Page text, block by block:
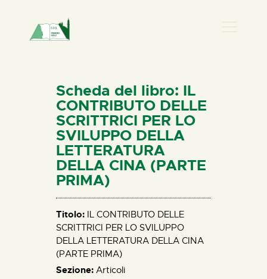
HOME
CHI SIAMO
NEWS
PERCORSI
BIBLIOTECA
ELISA SALERNO
CONTATTI
Scheda del libro: IL
CONTRIBUTO DELLE
SCRITTRICI PER LO
SVILUPPO DELLA
LETTERATURA
DELLA CINA (PARTE
PRIMA)
Titolo: IL CONTRIBUTO DELLE
SCRITTRICI PER LO SVILUPPO
DELLA LETTERATURA DELLA CINA
(PARTE PRIMA)
Sezione: Articoli